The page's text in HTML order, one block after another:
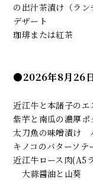
の出汁茶漬け（ラン
デザート
珈琲または紅茶
●2026年8月26
近江牛と本諸子のエ
紫芋と南瓜の濃厚ポ
太刀魚の味噌漬け
キノコのバターソテ
近江牛ロース肉(A5
大蒜醤油と山葵